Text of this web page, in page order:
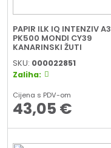
PAPIR ILK IQ INTENZIV A3 80G
PK500 MONDI CY39
KANARINSKI ŽUTI
SKU: 000022851
Zaliha:
Cijena s PDV-om
43,05 €